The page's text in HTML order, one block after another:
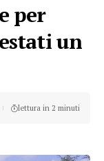
per
un
lettura in 2 minuti